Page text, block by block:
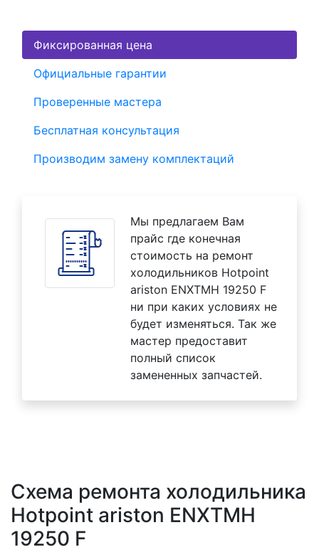
Фиксированная цена
Официальные гарантии
Проверенные мастера
Бесплатная консультация
Производим замену комплектаций
Мы предлагаем Вам
прайс где конечная
стоимость на ремонт
холодильников Hotpoint
ariston ENXTMH 19250 F
ни при каких условиях не
будет изменяться. Так же
мастер предоставит
полный список
замененных запчастей.
Схема ремонта холодильника
Hotpoint ariston ENXTMH
19250 F